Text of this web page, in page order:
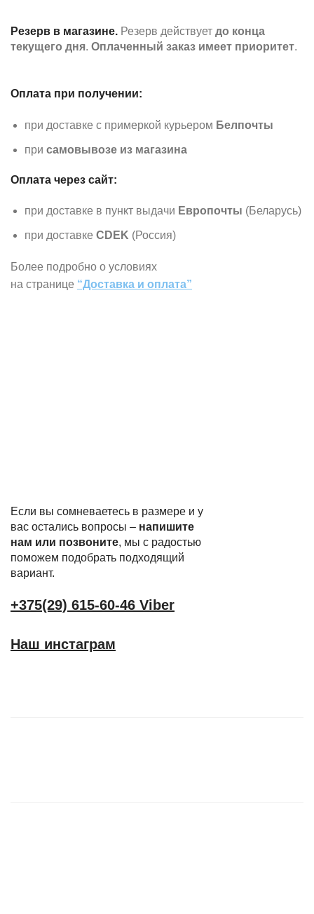
Резерв в магазине. Резерв действует до конца
текущего дня. Оплаченный заказ имеет приоритет.
Оплата при получении:
при доставке с примеркой курьером Белпочты
при самовывозе из магазина
Оплата через сайт:
при доставке в пункт выдачи Европочты (Беларусь)
при доставке CDEK (Россия)
Более подробно о условиях
на странице “Доставка и оплата”
Если вы сомневаетесь в размере и у
вас остались вопросы – напишите
нам или позвоните, мы с радостью
поможем подобрать подходящий
вариант.
+375(29) 615-60-46 Viber
Наш инстаграм